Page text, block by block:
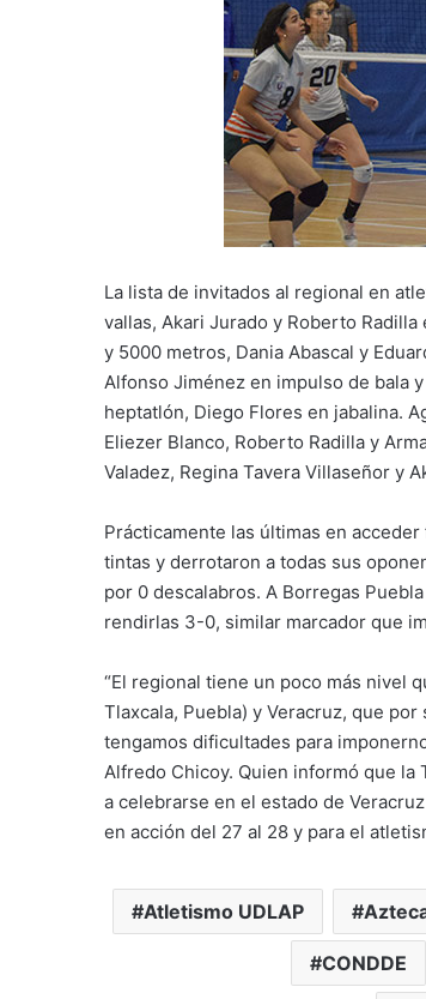
La lista de invitados al regional en
vallas, Akari Jurado y Roberto
y 5000 metros, Dania Abascal y
Alfonso Jiménez en impulso de bala
heptatlón, Diego Flores en jabalina.
Eliezer Blanco, Roberto Radilla y
Valadez, Regina Tavera Villaseñor y
Prácticamente las últimas en
tintas y derrotaron a todas sus
por 0 descalabros. A Borregas
rendirlas 3-0, similar marcador que
“El regional tiene un poco más nivel
Tlaxcala, Puebla) y Veracruz, que
tengamos dificultades para
Alfredo Chicoy. Quien informó que la
a celebrarse en el estado de
en acción del 27 al 28 y para el
Atletismo UDLAP
CONDDE